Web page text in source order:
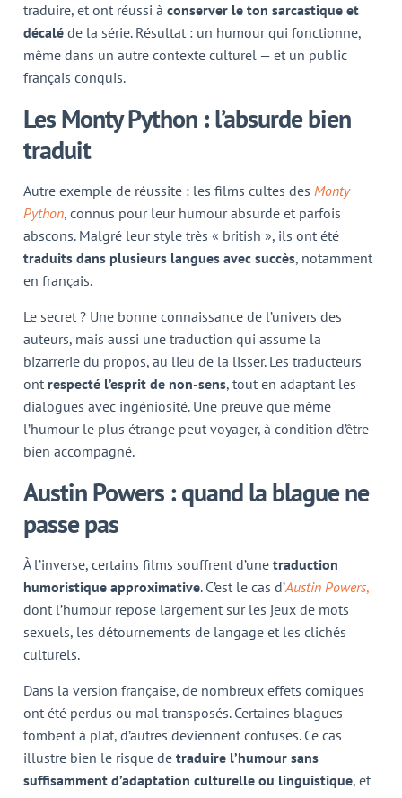
traduire, et ont réussi à conserver le ton sarcastique et
décalé de la série. Résultat : un humour qui fonctionne,
même dans un autre contexte culturel — et un public
français conquis.
Les Monty Python : l’absurde bien
traduit
Autre exemple de réussite : les films cultes des Monty
Python, connus pour leur humour absurde et parfois
abscons. Malgré leur style très « british », ils ont été
traduits dans plusieurs langues avec succès, notamment
en français.
Le secret ? Une bonne connaissance de l’univers des
auteurs, mais aussi une traduction qui assume la
bizarrerie du propos, au lieu de la lisser. Les traducteurs
ont respecté l’esprit de non-sens, tout en adaptant les
dialogues avec ingéniosité. Une preuve que même
l’humour le plus étrange peut voyager, à condition d’être
bien accompagné.
Austin Powers : quand la blague ne
passe pas
À l’inverse, certains films souffrent d’une traduction
humoristique approximative. C’est le cas d’Austin Powers,
dont l’humour repose largement sur les jeux de mots
sexuels, les détournements de langage et les clichés
culturels.
Dans la version française, de nombreux effets comiques
ont été perdus ou mal transposés. Certaines blagues
tombent à plat, d’autres deviennent confuses. Ce cas
illustre bien le risque de traduire l’humour sans
suffisamment d’adaptation culturelle ou linguistique, et